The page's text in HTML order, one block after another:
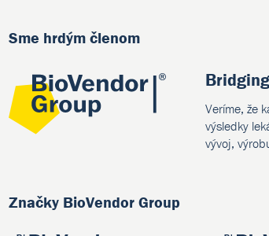
Sme hrdým členom
Veríme, že
výsledky
vývoj,
Značky BioVendor Group